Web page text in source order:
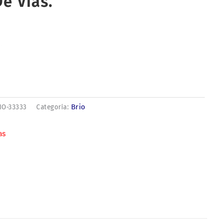
33333 Categoría: Brio